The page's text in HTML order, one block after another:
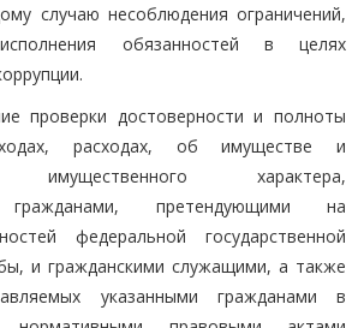
случаю несоблюдения ограничений,
обязанностей в целях
проверки достоверности и полноты
расходах, об имуществе и
имущественного характера,
гражданами, претендующими на
федеральной государственной
и гражданскими служащими, а также
указанными гражданами в